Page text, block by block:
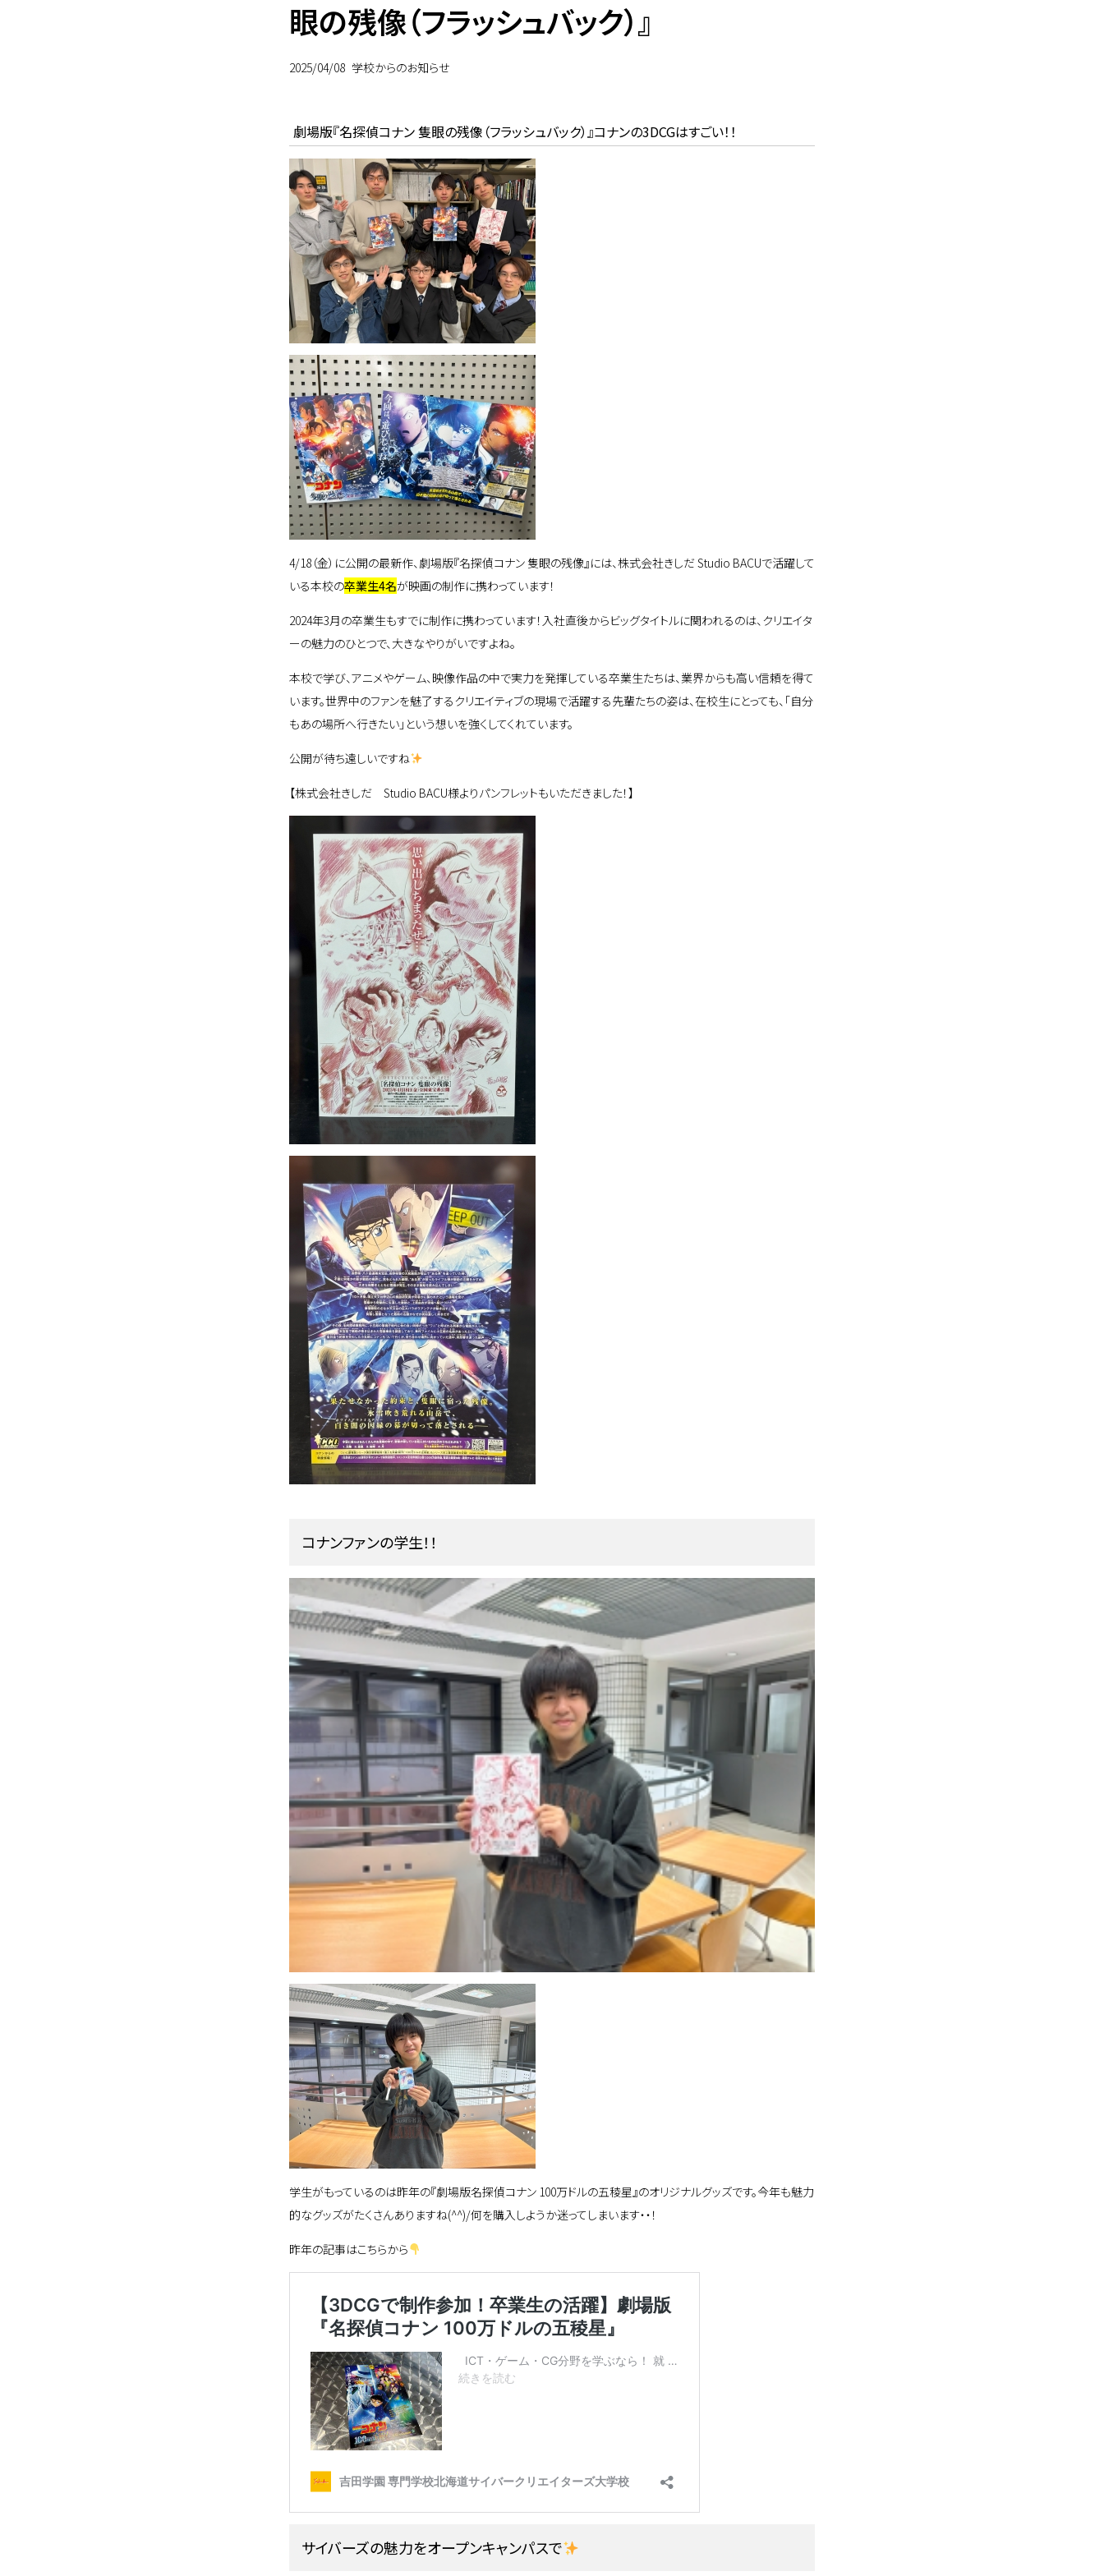
眼の残像（フラッシュバック）』
2025/04/08 学校からのお知らせ
劇場版『名探偵コナン 隻眼の残像（フラッシュバック）』コナンの3DCGはすごい！！
4/18（金）に公開の最新作、劇場版『名探偵コナン 隻眼の残像』には、株式会社きしだ Studio BACUで活躍して
いる本校の卒業生4名が映画の制作に携わっています！
2024年3月の卒業生もすでに制作に携わっています！入社直後からビッグタイトルに関われるのは、クリエイタ
ーの魅力のひとつで、大きなやりがいですよね。
本校で学び、アニメやゲーム、映像作品の中で実力を発揮している卒業生たちは、業界からも高い信頼を得て
います。世界中のファンを魅了するクリエイティブの現場で活躍する先輩たちの姿は、在校生にとっても、「自分
もあの場所へ行きたい」という想いを強くしてくれています。
公開が待ち遠しいですね
【株式会社きしだ Studio BACU様よりパンフレットもいただきました！】
コナンファンの学生！！
学生がもっているのは昨年の『劇場版名探偵コナン 100万ドルの五稜星』のオリジナルグッズです。今年も魅力
的なグッズがたくさんありますね(^^)/何を購入しようか迷ってしまいます・・！
昨年の記事はこちらから
サイバーズの魅力をオープンキャンパスで